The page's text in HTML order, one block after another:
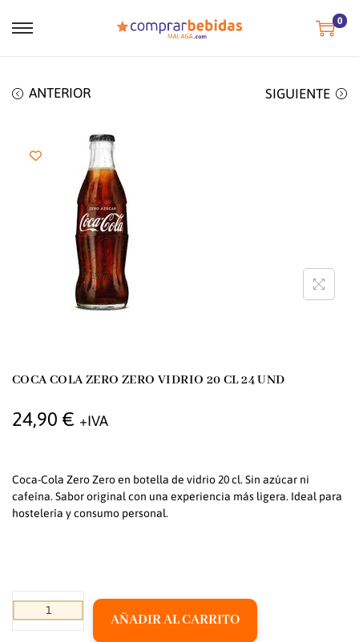
0
ANTERIOR SIGUIENTE
COCA COLA ZERO ZERO VIDRIO 20 CL 24 UND
24,90 € +IVA
Coca-Cola Zero Zero en botella de vidrio 20 cl. Sin azúcar ni
cafeína. Sabor original con una experiencia más ligera. Ideal para
hostelería y consumo personal.
AÑADIR AL CARRITO